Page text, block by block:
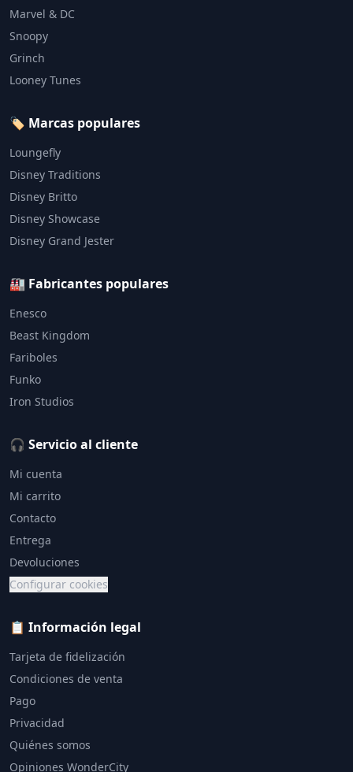
Marvel & DC
Snoopy
Grinch
Looney Tunes
🏷️ Marcas populares
Loungefly
Disney Traditions
Disney Britto
Disney Showcase
Disney Grand Jester
🏭 Fabricantes populares
Enesco
Beast Kingdom
Fariboles
Funko
Iron Studios
🎧 Servicio al cliente
Mi cuenta
Mi carrito
Contacto
Entrega
Devoluciones
Configurar cookies
📋 Información legal
Tarjeta de fidelización
Condiciones de venta
Pago
Privacidad
Quiénes somos
Opiniones WonderCity